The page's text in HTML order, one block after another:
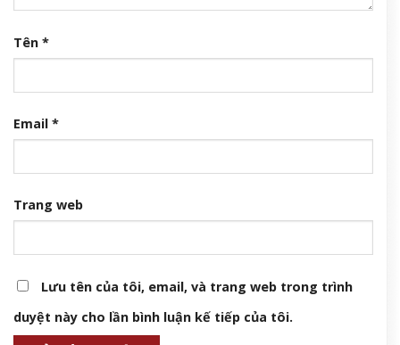
Tên *
Email *
Trang web
Lưu tên của tôi, email, và trang web trong trình
duyệt này cho lần bình luận kế tiếp của tôi.